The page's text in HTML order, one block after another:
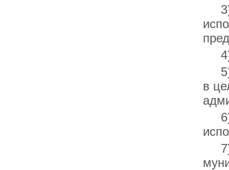
3)
4)
5)
в
6)
7)